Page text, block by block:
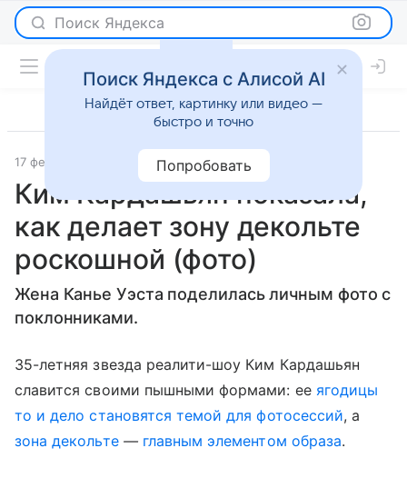
Поиск Яндекса
17 февраля 2016 Светская жизнь
Ким Кардашьян показала,
как делает зону декольте
роскошной (фото)
Жена Канье Уэста поделилась личным фото с
поклонниками.
35-летняя звезда реалити-шоу Ким Кардашьян
славится своими пышными формами: ее ягодицы
то и дело становятся темой для фотосессий, а
зона декольте —главным элементом образа.
Поиск Яндекса с Алисой AI
Найдёт ответ, картинку или видео —
быстро и точно
Попробовать